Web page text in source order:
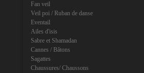
Fan veil
Veil poi / Ruban de danse
Eventail
Ailes d'isis
Sabre et Shamadan
Cannes / Bâtons
Sagattes
Chaussures/ Chaussons